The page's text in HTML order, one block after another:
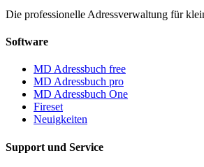
Die professionelle Adressverwaltung für
Software
MD Adressbuch free
MD Adressbuch pro
MD Adressbuch One
Fireset
Neuigkeiten
Support und Service